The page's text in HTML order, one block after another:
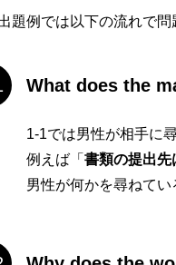
出題例では以下の流れで問
What does the
1-1では男性が相手に
例えば「 書類の提出先
男性が何かを尋ねてい